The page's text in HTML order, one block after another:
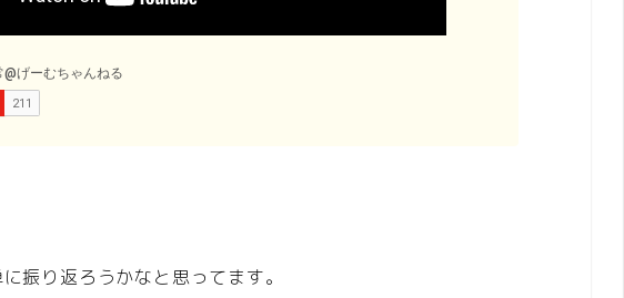
振り返ろうかなと思ってます。